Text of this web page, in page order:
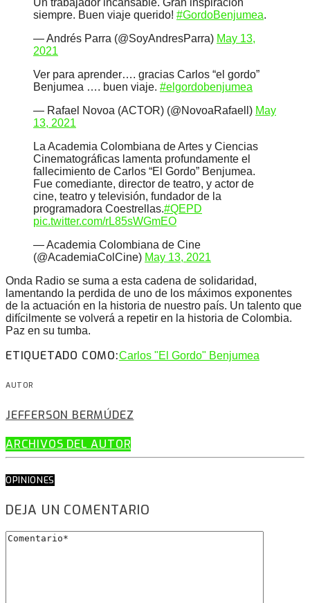
Un trabajador incansable. Gran inspiración
siempre. Buen viaje querido! #GordoBenjumea.
— Andrés Parra (@SoyAndresParra) May 13,
2021
Ver para aprender…. gracias Carlos “el gordo”
Benjumea …. buen viaje. #elgordobenjumea
— Rafael Novoa (ACTOR) (@NovoaRafaell) May
13, 2021
La Academia Colombiana de Artes y Ciencias
Cinematográficas lamenta profundamente el
fallecimiento de Carlos “El Gordo” Benjumea.
Fue comediante, director de teatro, y actor de
cine, teatro y televisión, fundador de la
programadora Coestrellas.#QEPD
pic.twitter.com/rL85sWGmEO
— Academia Colombiana de Cine
(@AcademiaColCine) May 13, 2021
Onda Radio se suma a esta cadena de solidaridad,
lamentando la perdida de uno de los máximos exponentes
de la actuación en la historia de nuestro país. Un talento que
difícilmente se volverá a repetir en la historia de Colombia.
Paz en su tumba.
ETIQUETADO COMO:Carlos "El Gordo" Benjumea
AUTOR
JEFFERSON BERMÚDEZ
ARCHIVOS DEL AUTOR
OPINIONES
DEJA UN COMENTARIO